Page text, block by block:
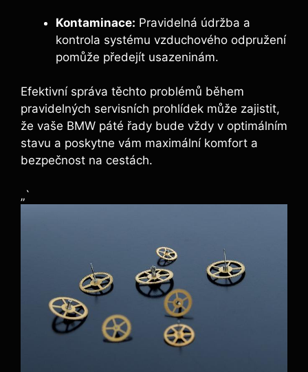
Kontaminace: Pravidelná údržba a
kontrola systému ‌vzduchového odpružení
pomůže předejít ‌usazeninám.
Efektivní správa těchto problémů během
pravidelných servisních prohlídek může zajistit,
že vaše ​BMW páté řady bude vždy v optimálním
stavu a poskytne vám ​maximální komfort a
bezpečnost na cestách.
„`